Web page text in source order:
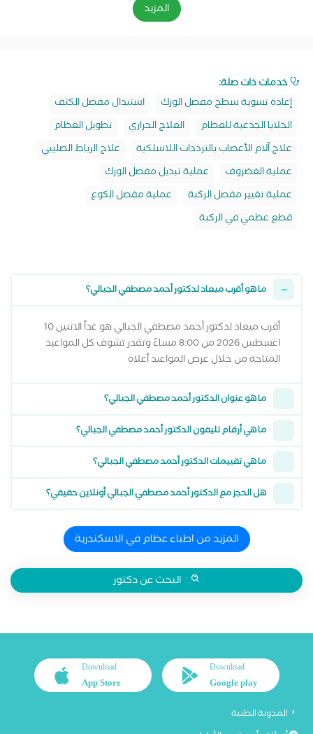
المزيد
خدمات ذات صلة:
إعادة تسوية سطح مفصل الورك
استبدال مفصل الكتف
الخلايا الجذعية للعظام
العلاج الحراري
تطويل العظام
علاج آلام الأعصاب بالترددات اللاسلكية
علاج الرباط الصليبي
عملية الغضروف
عملية تبديل مفصل الورك
عملية تغيير مفصل الركبة
عملية مفصل الكوع
قطع عظمي في الركبة
ما هو أقرب ميعاد لدكتور أحمد مصطفي الجبالي؟
أقرب ميعاد لدكتور أحمد مصطفي الجبالي هو غداً الاثنين 10
اغسطس 2026 من 8:00 مساءً وتقدر تشوف كل المواعيد
المتاحة من خلال عرض المواعيد أعلاه
ما هو عنوان الدكتور أحمد مصطفي الجبالي؟
ما هي أرقام تليفون الدكتور أحمد مصطفي الجبالي؟
ما هي تقييمات الدكتور أحمد مصطفي الجبالي؟
هل الحجز مع الدكتور أحمد مصطفي الجبالي أونلاين حقيقي؟
المزيد من اطباء عظام في الاسكندرية
البحث عن دكتور
Download
Google play
Download
App Store
المدونة الطبية